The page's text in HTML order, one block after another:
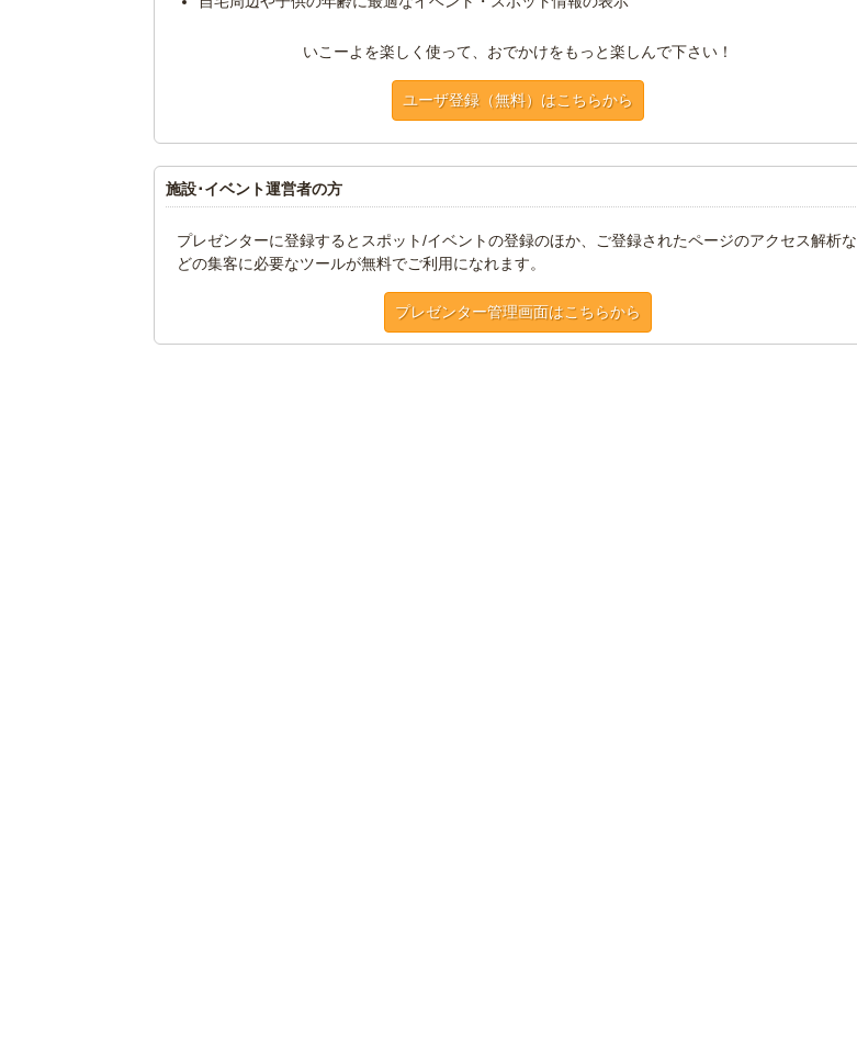
いこーよを楽しく使って、おでかけをもっと楽しんで下さい！
ユーザ登録（無料）はこちらから
施設･イベント運営者の方
プレゼンターに登録するとスポット/イベントの登録のほか、ご登録されたページのアクセス解析な
どの集客に必要なツールが無料でご利用になれます。
プレゼンター管理画面はこちらから